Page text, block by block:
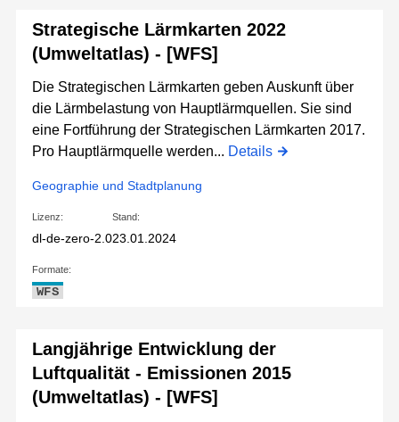
Strategische Lärmkarten 2022
(Umweltatlas) - [WFS]
Die Strategischen Lärmkarten geben Auskunft über
die Lärmbelastung von Hauptlärmquellen. Sie sind
eine Fortführung der Strategischen Lärmkarten 2017.
Pro Hauptlärmquelle werden... Details
Geographie und Stadtplanung
Lizenz:
dl-de-zero-2.0
Stand:
23.01.2024
Formate:
WFS
Langjährige Entwicklung der
Luftqualität - Emissionen 2015
(Umweltatlas) - [WFS]